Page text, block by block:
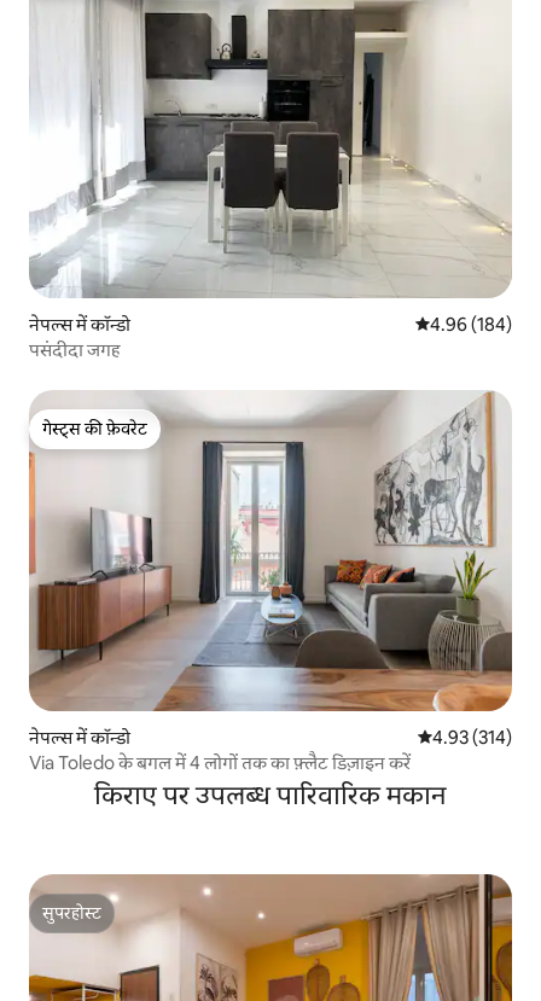
नेपल्स में कॉन्डो औसत रेटिंग 5 में से
4.96 (184)
पसंदीदा जगह
गेस्ट्स की फ़ेवरेट
गेस्ट्स की फ़ेवरेट
नेपल्स में कॉन्डो औसत रेटिंग 5 में से
4.93 (314)
Via Toledo के बगल में 4 लोगों तक का फ़्लैट डिज़ाइन करें
किराए पर उपलब्ध पारिवारिक मकान
सुपरहोस्ट
सुपरहोस्ट